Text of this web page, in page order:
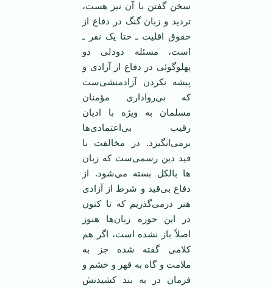
سخن گفتن با آن نیز هست،
تردید و زبان گنگ در دفاع از
حقوق اقلیت ـ حتا یک نفر ـ
است، مسئله دودلی دو
پهلوگوئی در دفاع از آزادی‌ و
پیشه نکردن آزادمنشی‌ست‌
که بی‌رواداری مؤمنان
مسلمان به ویژه با ادیان
رقیب بی‌اعتمادی‌ها
برمی‌انگیزد. در مخالفت با
قید دین رسمی‌ست که زبان
ها بالکل بسته می‌شود. از
دفاع بی‌قید و شرط از آزادی
هنر درمی‌گذریم که تا کنون
در این حوزه زبان‌ها هنوز
اصلاً باز نشده است، اگر هم
کلامی گفته شده جز به
ملامت و گاه به قهر و خشم و
فرمان در به بند کشیدنش